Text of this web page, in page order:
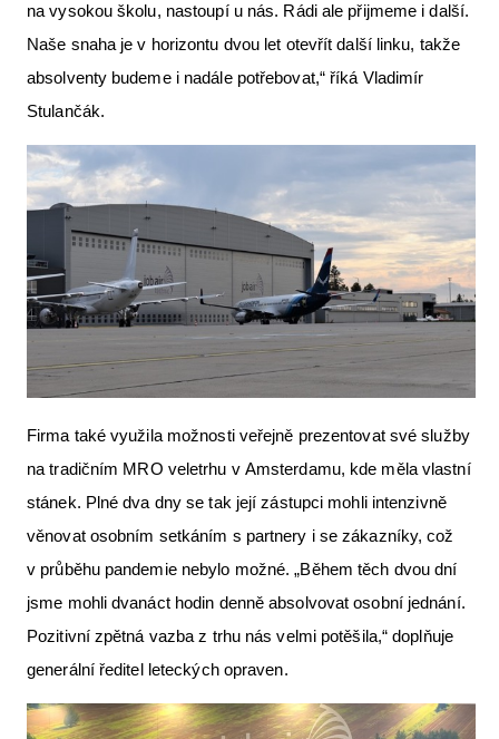
na vysokou školu, nastoupí u nás. Rádi ale přijmeme i další.
Naše snaha je v horizontu dvou let otevřít další linku, takže
absolventy budeme i nadále potřebovat,“ říká Vladimír
Stulančák.
Firma také využila možnosti veřejně prezentovat své služby
na tradičním MRO veletrhu v Amsterdamu, kde měla vlastní
stánek. Plné dva dny se tak její zástupci mohli intenzivně
věnovat osobním setkáním s partnery i se zákazníky, což
v průběhu pandemie nebylo možné. „Během těch dvou dní
jsme mohli dvanáct hodin denně absolvovat osobní jednání.
Pozitivní zpětná vazba z trhu nás velmi potěšila,“ doplňuje
generální ředitel leteckých opraven.